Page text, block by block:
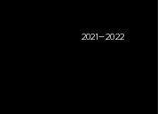
2021–2022